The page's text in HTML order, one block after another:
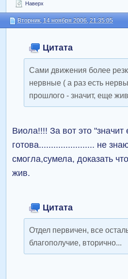
Наверх
Вторник, 14 ноября 2006, 21:35:05
Цитата
Сами движения более
нервные ( а раз есть
прошлого - значит, еще
Виола!!!! За вот это
готова....................... не
смогла,сумела, доказать
жив.
Цитата
Отдел первичен, все
благополучие, вторично...